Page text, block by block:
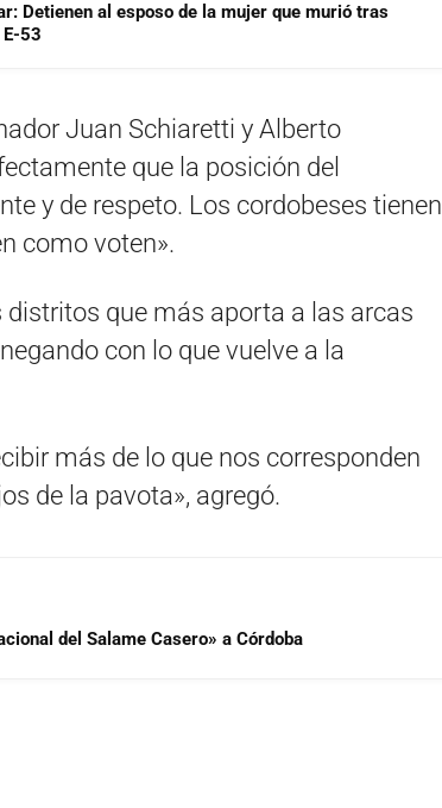
Detienen al esposo de la mujer que murió tras
53
Juan Schiaretti y Alberto
que la posición del
y de respeto. Los cordobeses tienen
como voten».
distritos que más aporta a las arcas
con lo que vuelve a la
más de lo que nos corresponden
de la pavota», agregó.
del Salame Casero» a Córdoba